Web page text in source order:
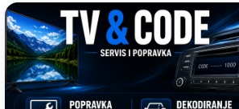
[ 20. jul 2026. ] Zlato za Vuka
matematičkoj olimpijadi VIJESTI
Da li i obraz ima
[ 16. jul 2026. ] Mile će da ti